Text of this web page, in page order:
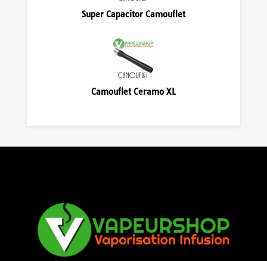
Super Capacitor Camouflet
Camouflet Ceramo XL